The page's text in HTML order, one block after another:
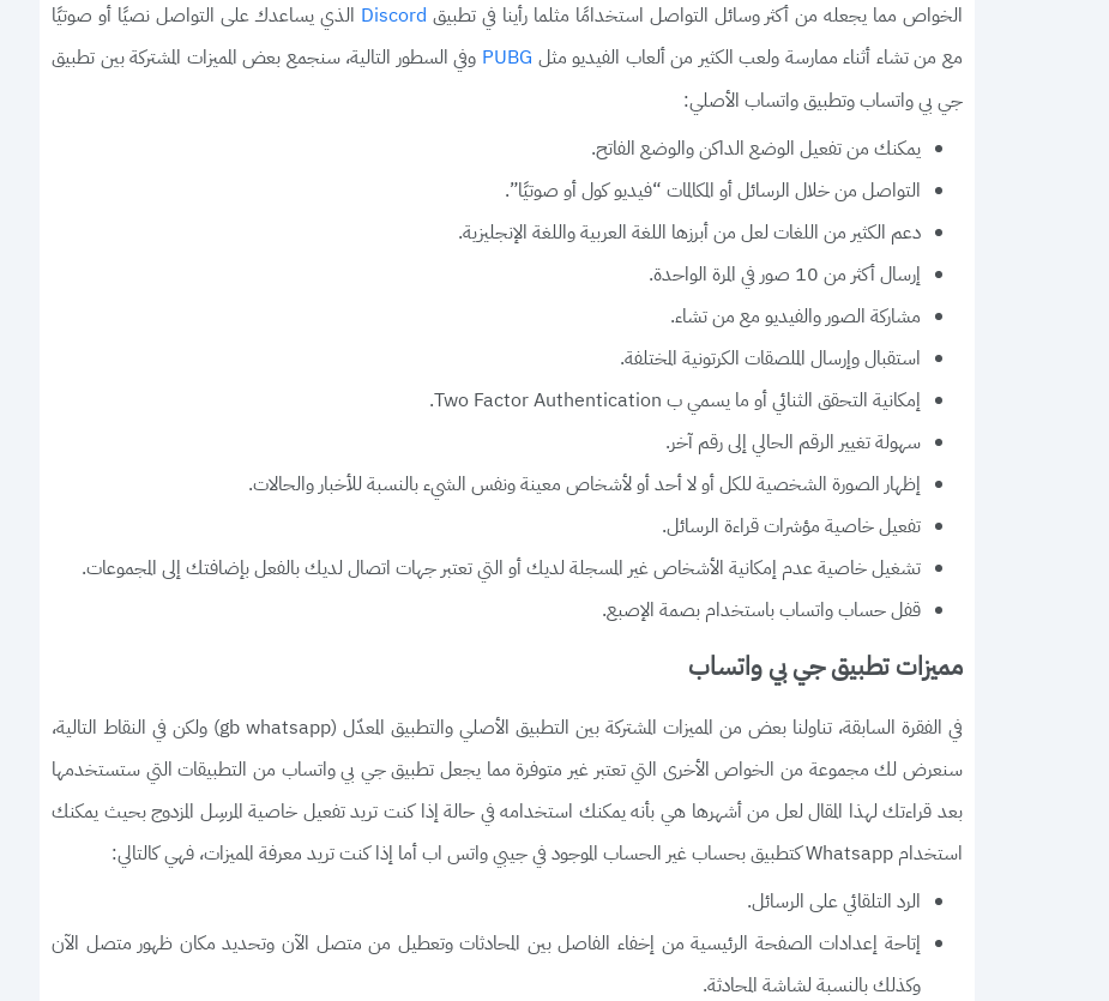
الخواص مما يجعله من أكثر وسائل التواصل استخدامًا مثلما رأينا في تطبيق Discord الذي يساعدك على التواصل نصيًا أو صوتيًا
مع من تشاء أثناء ممارسة ولعب الكثير من ألعاب الفيديو مثل PUBG وفي السطور التالية، سنجمع بعض المميزات المشتركة بين تطبيق
جي بي واتساب وتطبيق واتساب الأصلي:
يمكنك من تفعيل الوضع الداكن والوضع الفاتح.
التواصل من خلال الرسائل أو المكالمات “فيديو كول أو صوتيًا”.
دعم الكثير من اللغات لعل من أبرزها اللغة العربية واللغة الإنجليزية.
إرسال أكثر من 10 صور في المرة الواحدة.
مشاركة الصور والفيديو مع من تشاء.
استقبال وإرسال الملصقات الكرتونية المختلفة.
إمكانية التحقق الثنائي أو ما يسمي ب Two Factor Authentication.
سهولة تغيير الرقم الحالي إلى رقم آخر.
إظهار الصورة الشخصية للكل أو لا أحد أو لأشخاص معينة ونفس الشيء بالنسبة للأخبار والحالات.
تفعيل خاصية مؤشرات قراءة الرسائل.
تشغيل خاصية عدم إمكانية الأشخاص غير المسجلة لديك أو التي تعتبر جهات اتصال لديك بالفعل بإضافتك إلى المجموعات.
قفل حساب واتساب باستخدام بصمة الإصبع.
مميزات تطبيق جي بي واتساب
في الفقرة السابقة، تناولنا بعض من المميزات المشتركة بين التطبيق الأصلي والتطبيق المعدّل (gb whatsapp) ولكن في النقاط التالية،
سنعرض لك مجموعة من الخواص الأخرى التي تعتبر غير متوفرة مما يجعل تطبيق جي بي واتساب من التطبيقات التي ستستخدمها
بعد قراءتك لهذا المقال لعل من أشهرها هي بأنه يمكنك استخدامه في حالة إذا كنت تريد تفعيل خاصية المرسِل المزدوج بحيث يمكنك
استخدام Whatsapp كتطبيق بحساب غير الحساب الموجود في جيبي واتس اب أما إذا كنت تريد معرفة المميزات، فهي كالتالي:
الرد التلقائي على الرسائل.
إتاحة إعدادات الصفحة الرئيسية من إخفاء الفاصل بين المحادثات وتعطيل من متصل الآن وتحديد مكان ظهور متصل الآن
وكذلك بالنسبة لشاشة المحادثة.